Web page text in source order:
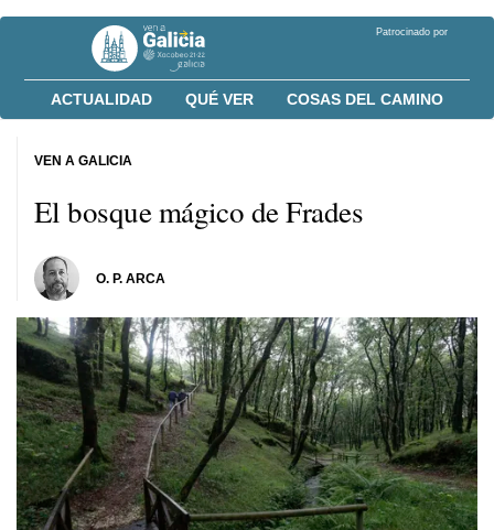
Patrocinado por
ACTUALIDAD QUÉ VER COSAS DEL CAMINO
El bosque mágico de Frades
O. P. ARCA
VEN A GALICIA